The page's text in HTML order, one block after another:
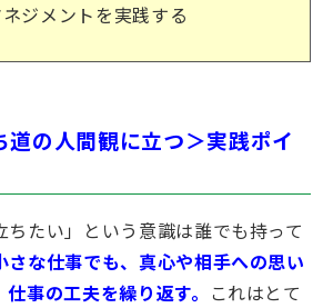
ジメントを実践する
道の人間観に立つ＞実践ポイ
ちたい」という意識は誰でも持って
さな仕事でも、真心や相手への思い
事の工夫を繰り返す。 これはとて